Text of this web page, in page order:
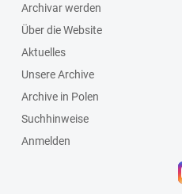
Archivar werden
Über die Website
Aktuelles
Unsere Archive
Archive in Polen
Suchhinweise
Anmelden